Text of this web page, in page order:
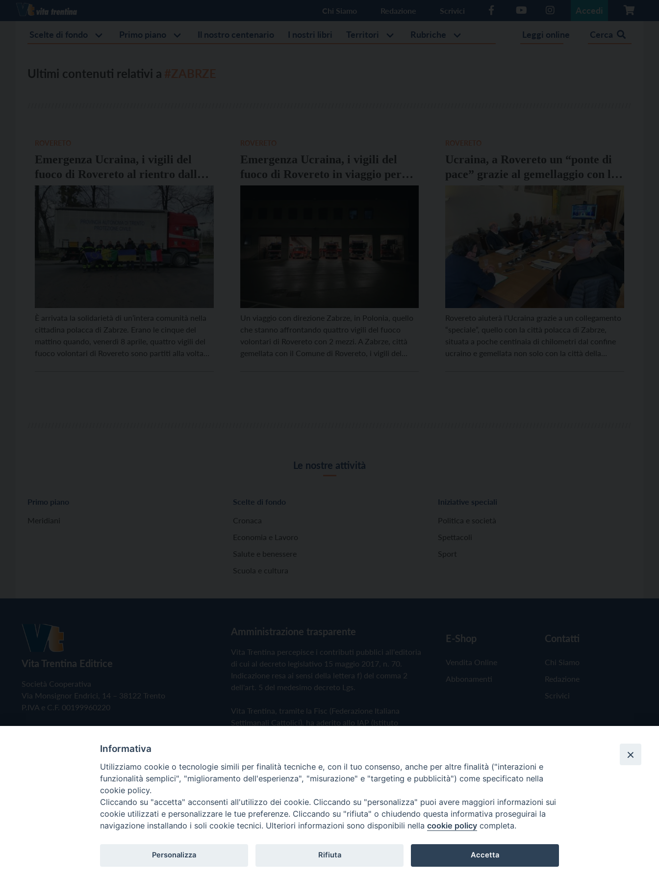
Chi Siamo Redazione Scrivici Accedi
Scelte di fondo Primo piano Il nostro centenario I nostri libri Territori Rubriche Leggi online Cerca
Ultimi contenuti relativi a
Emergenza Ucraina, i vigili del
fuoco di Rovereto al rientro dalla
missione in Polonia: “Se ci sarà
bisogno torneremo”
È arrivata la solidarietà di un’intera comunità nella
cittadina polacca di Zabrze. Erano le cinque del
mattino quando, venerdì 8 aprile, quattro vigili del
fuoco volontari di Rovereto sono partiti alla volta
Emergenza Ucraina, i vigili del
fuoco di Rovereto in viaggio per
portare aiuti a Zabrze che ospita
Un viaggio con direzione Zabrze, in Polonia, quello
che stanno affrontando quattro vigili del fuoco
volontari di Rovereto con 2 mezzi. A Zabrze, città
gemellata con il Comune di Rovereto, i vigili del
Ucraina, a Rovereto un “ponte di
pace” grazie al gemellaggio con la
città polacca di Zabrze
Rovereto aiuterà l’Ucraina grazie a un collegamento
“speciale”, quello con la città polacca di Zabrze,
situata a poche centinaia di chilometri dal confine
ucraino e gemellata non solo con la città della
Le nostre attività
Primo piano
Meridiani
Scelte di fondo
Cronaca
Economia e Lavoro
Salute e benessere
Scuola e cultura
Iniziative speciali
Politica e società
Spettacoli
Sport
Vita Trentina Editrice
Società Cooperativa
Via Monsignor Endrici, 14 – 38122 Trento
P.IVA e C.F. 00199960220
Amministrazione trasparente
Vita Trentina percepisce i contributi pubblici all'editoria
di cui al decreto legislativo 15 maggio 2017, n. 70.
Indicazione resa ai sensi della lettera f) del comma 2
dell'art. 5 del medesimo decreto Lgs.
Vita Trentina, tramite la Fisc (Federazione Italiana
Settimanali Cattolici), ha aderito allo IAP (Istituto
Privacy Policy Cookie Policy
E-Shop
Vendita Online
Abbonamenti
Contatti
Chi Siamo
Redazione
Scrivici
Copyright © 2019 - Tutti i diritti riservati - Vita Trentina Editrice
Informativa
Utilizziamo cookie o tecnologie simili per finalità tecniche e, con il tuo consenso, anche per altre finalità ("interazioni e
funzionalità semplici", "miglioramento dell'esperienza", "misurazione" e "targeting e pubblicità") come specificato nella
cookie policy.
Cliccando su "accetta" acconsenti all'utilizzo dei cookie. Cliccando su "personalizza" puoi avere maggiori informazioni sui
cookie utilizzati e personalizzare le tue preferenze. Cliccando su "rifiuta" o chiudendo questa informativa proseguirai la
navigazione installando i soli cookie tecnici. Ulteriori informazioni sono disponibili nella cookie policy completa.
Personalizza Rifiuta Accetta